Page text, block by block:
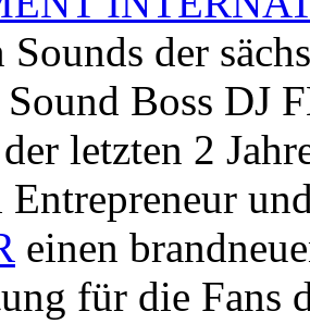
der
Sound Boss DJ
letzten 2
Entrepreneur
einen
für die Fans